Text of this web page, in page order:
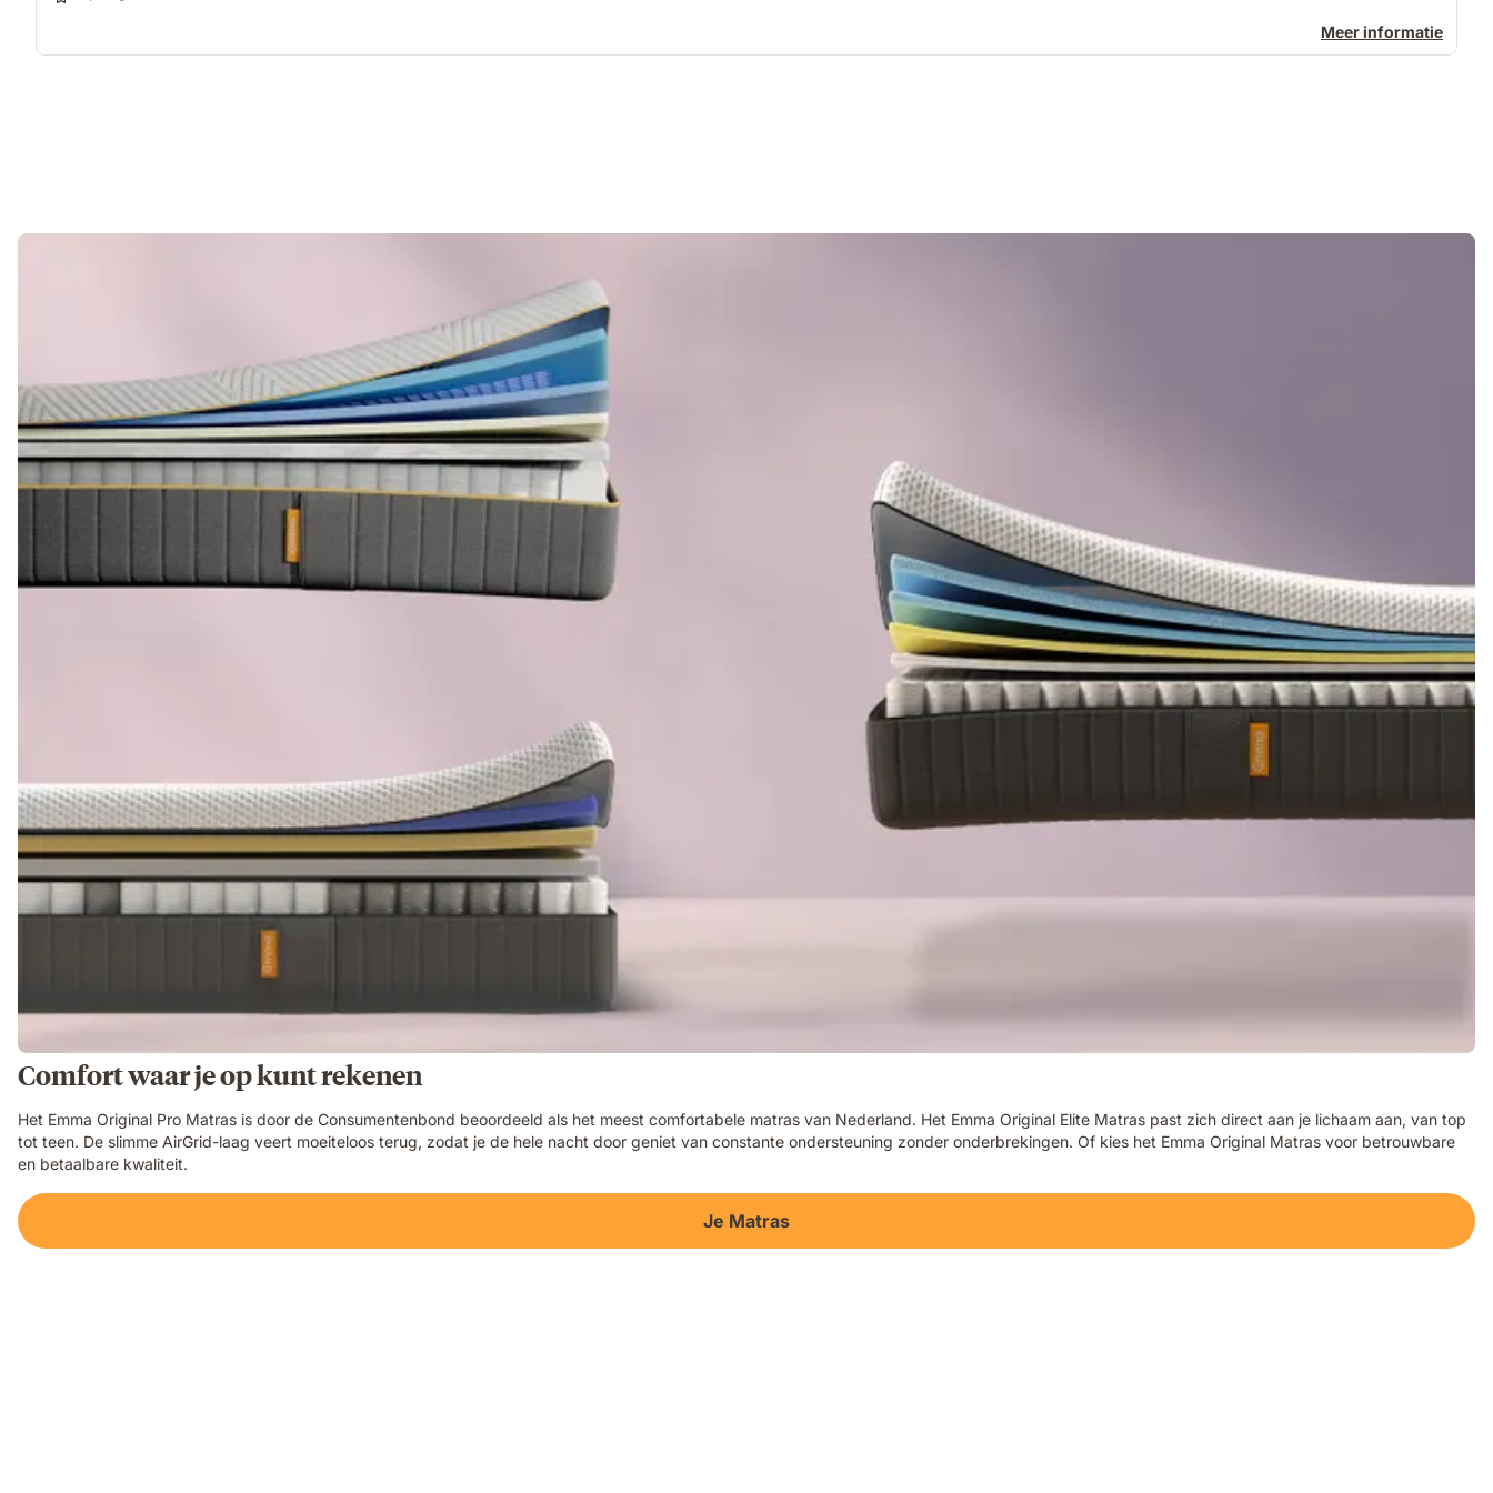
Meer informatie
Comfort waar je op kunt rekenen
Het Emma Original Pro Matras is door de Consumentenbond beoordeeld als het meest comfortabele matras van Nederland. Het Emma Original Elite Matras past zich direct aan je lichaam aan, van top
tot teen. De slimme AirGrid-laag veert moeiteloos terug, zodat je de hele nacht door geniet van constante ondersteuning zonder onderbrekingen. Of kies het Emma Original Matras voor betrouwbare
en betaalbare kwaliteit.
Je Matras